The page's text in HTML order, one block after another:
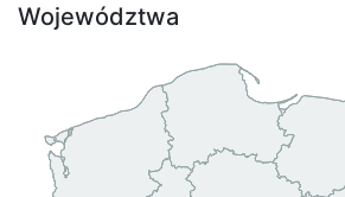
Województwa